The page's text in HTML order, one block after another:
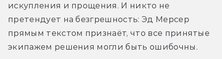
искупления и прощения. И никто не
претендует на безгрешность: Эд Мерсер
прямым текстом признаёт, что все принятые
экипажем решения могли быть ошибочны.